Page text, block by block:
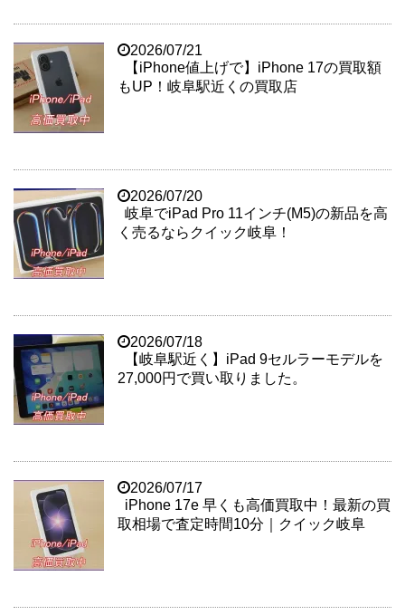
2026/07/21
【iPhone値上げで】iPhone 17の買取額
もUP！岐阜駅近くの買取店
2026/07/20
岐阜でiPad Pro 11インチ(M5)の新品を高
く売るならクイック岐阜！
2026/07/18
【岐阜駅近く】iPad 9セルラーモデルを
27,000円で買い取りました。
2026/07/17
iPhone 17e 早くも高価買取中！最新の買
取相場で査定時間10分｜クイック岐阜